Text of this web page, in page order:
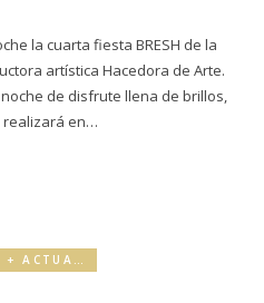
la cuarta fiesta BRESH de la
artística Hacedora de Arte.
de disfrute llena de brillos,
realizará en…